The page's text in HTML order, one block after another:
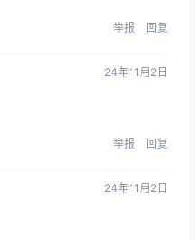
举报 回复
24年11月2日
举报 回复
24年11月2日